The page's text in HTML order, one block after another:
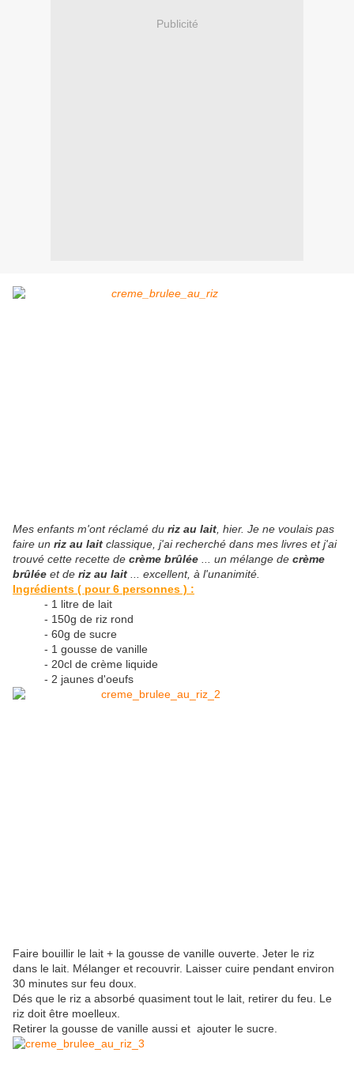
Publicité
Mes enfants m'ont réclamé du riz au lait , hier. Je ne voulais pas
faire un riz au lait classique, j'ai recherché dans mes livres et j'ai
trouvé cette recette de crème brûlée ... un mélange de crème
brûlée et de riz au lait ... excellent, à l'unanimité.
Ingrédients ( pour 6 personnes ) :
- 1 litre de lait
- 150g de riz rond
- 60g de sucre
- 1 gousse de vanille
- 20cl de crème liquide
- 2 jaunes d'oeufs
Faire bouillir le lait + la gousse de vanille ouverte. Jeter le riz
dans le lait. Mélanger et recouvrir. Laisser cuire pendant environ
30 minutes sur feu doux.
Dés que le riz a absorbé quasiment tout le lait, retirer du feu. Le
riz doit être moelleux.
Retirer la gousse de vanille aussi et ajouter le sucre.